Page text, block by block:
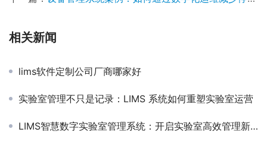
相关新闻
lims软件定制公司厂商哪家好
实验室管理不只是记录：LIMS 系统如何重塑实验室运营
LIMS智慧数字实验室管理系统：开启实验室高效管理新时代